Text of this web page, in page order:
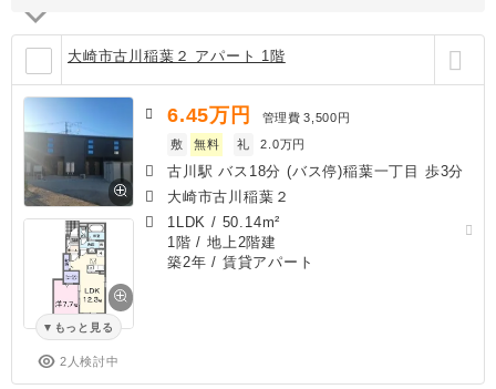
大崎市古川稲葉２ アパート 1階
もっと見る
2人検討中
6.45万円 管理費 3,500円
敷
無料 礼 2.0万円
古川駅 バス18分 (バス停)稲葉一丁目 歩3分
大崎市古川稲葉２
1LDK / 50.14m²
1階 / 地上2階建
築2年 / 賃貸アパート